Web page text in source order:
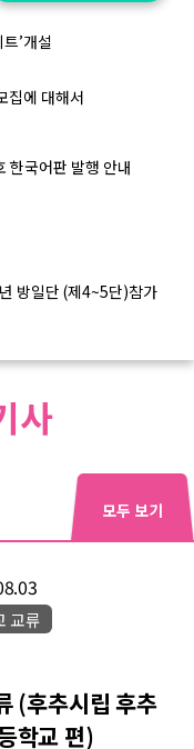
’개설
집에 대해서
한국어판 발행 안내
방일단 (제4~5단)참가
사
모두 보기
교류
(후추시립 후추
학교 편)